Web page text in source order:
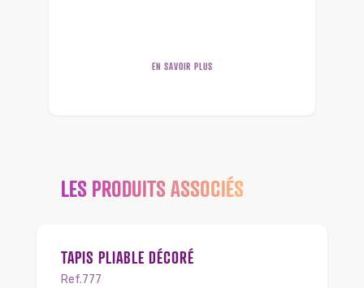
EN SAVOIR PLUS
LES PRODUITS ASSOCIÉS
TAPIS PLIABLE DÉCORÉ
Ref.777